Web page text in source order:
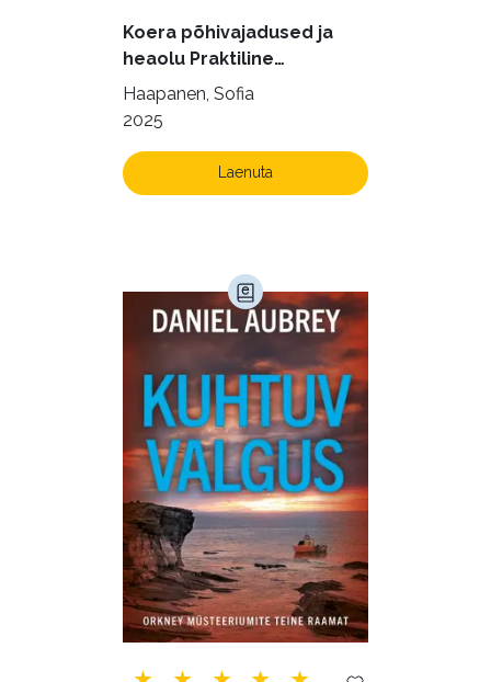
Krimi ja põnevik (1288)
Kultuur ja teadus (45)
Kunst ja looming (86)
Laste- ja noortekirjandus (581)
Maamajandus (24)
Majandus (34)
Perioodika (15)
Psühholoogia (183)
Rahandus (46)
Religioon (107)
Siseturvalisus (34)
Sport (52)
Tehnika (6)
Telekommunikatsioon (9)
Tervis (147)
Transport (8)
Ulme ja fantaasia (244)
Koera põhivajadused ja
heaolu Praktiline
käsiraamat sujuvaks ja
rahuldust pakkuvaks
Haapanen, Sofia
2025
Laenuta